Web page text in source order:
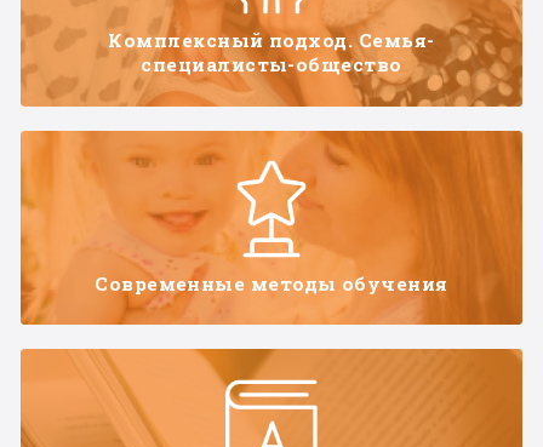
Комплексный подход. Семья-
специалисты-общество
Современные методы обучения